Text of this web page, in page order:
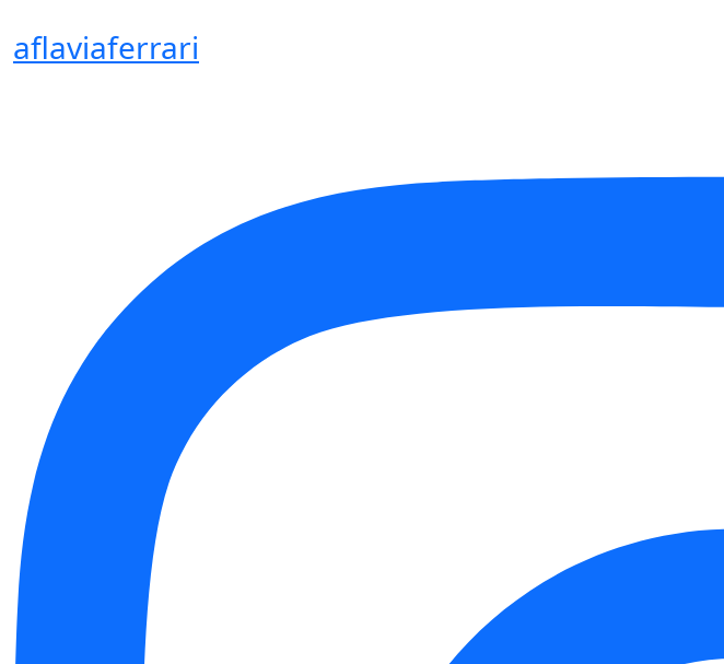
aflaviaferrari